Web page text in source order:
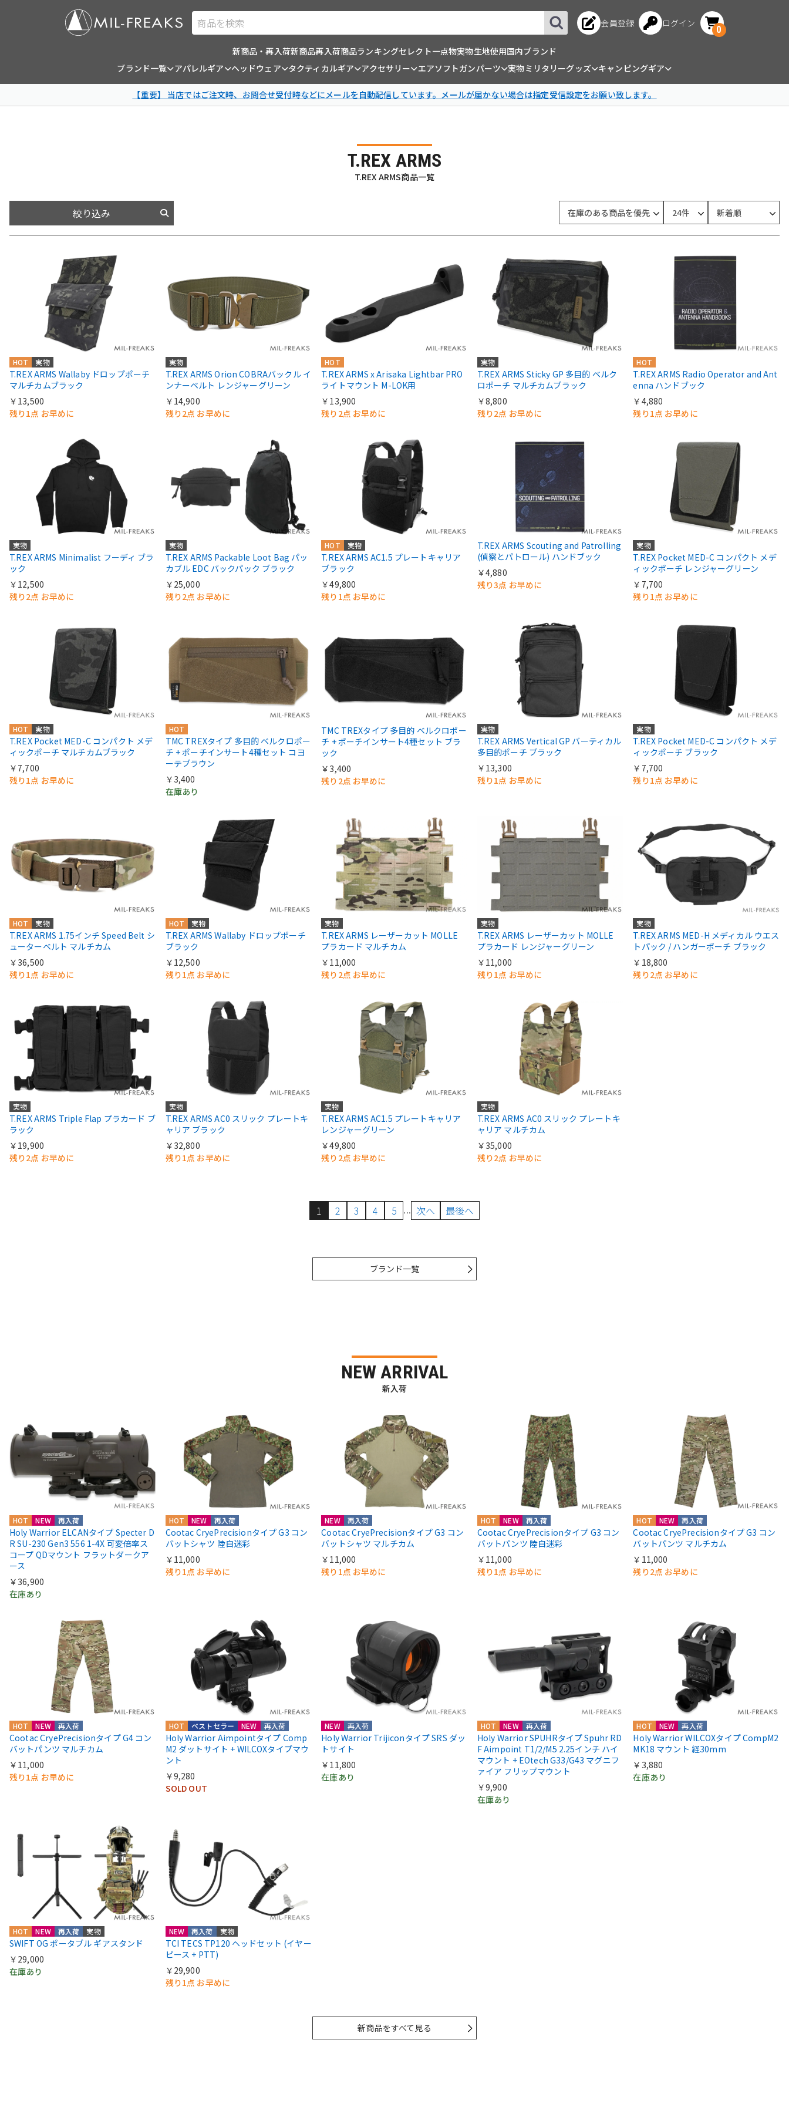
商品を検索 会員登録 ログイン
0
新商品・再入荷新商品再入荷商品ランキングセレクト一点物実物生地使用国内ブランド
ブランド一覧
アパレルギア ヘッドウェア タクティカルギア アクセサリー エアソフトガンパーツ 実物ミリタリーグッズ キャンピングギア
【重要】 当店ではご注文時、お問合せ受付時などにメールを自動配信しています。メールが届かない場合は指定受信設定をお願い致します。
T.REX ARMS
T.REX ARMS商品一覧
絞り込み
HOT 実物
T.REX ARMS Wallaby ドロップポーチ
マルチカムブラック
￥13,500
残り1点 お早めに
実物
T.REX ARMS Orion COBRAバックル イ
ンナーベルト レンジャーグリーン
￥14,900
残り2点 お早めに
HOT
T.REX ARMS x Arisaka Lightbar PRO
ライトマウント M-LOK用
￥13,900
残り2点 お早めに
実物
T.REX ARMS Sticky GP 多目的 ベルク
ロポーチ マルチカムブラック
￥8,800
残り2点 お早めに
HOT
T.REX ARMS Radio Operator and Ant
enna ハンドブック
￥4,880
残り1点 お早めに
実物
T.REX ARMS Minimalist フーディ ブラ
ック
￥12,500
残り2点 お早めに
実物
T.REX ARMS Packable Loot Bag パッ
カブル EDC バックパック ブラック
￥25,000
残り2点 お早めに
HOT 実物
T.REX ARMS AC1.5 プレートキャリア
ブラック
￥49,800
残り1点 お早めに
T.REX ARMS Scouting and Patrolling
(偵察とパトロール) ハンドブック
￥4,880
残り3点 お早めに
実物
T.REX Pocket MED-C コンパクト メデ
ィックポーチ レンジャーグリーン
￥7,700
残り1点 お早めに
HOT 実物
T.REX Pocket MED-C コンパクト メデ
ィックポーチ マルチカムブラック
￥7,700
残り1点 お早めに
HOT
TMC TREXタイプ 多目的 ベルクロポー
チ + ポーチインサート4種セット コヨ
ーテブラウン
￥3,400
在庫あり
TMC TREXタイプ 多目的 ベルクロポー
チ + ポーチインサート4種セット ブラ
ック
￥3,400
残り2点 お早めに
実物
T.REX ARMS Vertical GP バーティカル
多目的ポーチ ブラック
￥13,300
残り1点 お早めに
実物
T.REX Pocket MED-C コンパクト メデ
ィックポーチ ブラック
￥7,700
残り1点 お早めに
HOT 実物
T.REX ARMS 1.75インチ Speed Belt シ
ューターベルト マルチカム
￥36,500
残り1点 お早めに
HOT 実物
T.REX ARMS Wallaby ドロップポーチ
ブラック
￥12,500
残り1点 お早めに
実物
T.REX ARMS レーザーカット MOLLE
プラカード マルチカム
￥11,000
残り2点 お早めに
実物
T.REX ARMS レーザーカット MOLLE
プラカード レンジャーグリーン
￥11,000
残り1点 お早めに
実物
T.REX ARMS MED-H メディカル ウエス
トパック / ハンガーポーチ ブラック
￥18,800
残り2点 お早めに
実物
T.REX ARMS Triple Flap プラカード ブ
ラック
￥19,900
残り2点 お早めに
実物
T.REX ARMS AC0 スリック プレートキ
ャリア ブラック
￥32,800
残り1点 お早めに
実物
T.REX ARMS AC1.5 プレートキャリア
レンジャーグリーン
￥49,800
残り2点 お早めに
実物
T.REX ARMS AC0 スリック プレートキ
ャリア マルチカム
￥35,000
残り2点 お早めに
1 2 3 4 5 ... 次へ 最後へ
ブランド一覧
NEW ARRIVAL
新入荷
HOT NEW 再入荷
Holy Warrior ELCANタイプ Specter D
R SU-230 Gen3 556 1-4X 可変倍率ス
コープ QDマウント フラットダークア
ース
￥36,900
在庫あり
HOT NEW 再入荷
Cootac CryePrecisionタイプ G3 コン
バットシャツ 陸自迷彩
￥11,000
残り1点 お早めに
NEW 再入荷
Cootac CryePrecisionタイプ G3 コン
バットシャツ マルチカム
￥11,000
残り1点 お早めに
HOT NEW 再入荷
Cootac CryePrecisionタイプ G3 コン
バットパンツ 陸自迷彩
￥11,000
残り1点 お早めに
HOT NEW 再入荷
Cootac CryePrecisionタイプ G3 コン
バットパンツ マルチカム
￥11,000
残り2点 お早めに
HOT NEW 再入荷
Cootac CryePrecisionタイプ G4 コン
バットパンツ マルチカム
￥11,000
残り1点 お早めに
HOT NEW 再入荷
ベストセラー
Holy Warrior Aimpointタイプ Comp
M2 ダットサイト + WILCOXタイプマウ
ント
￥9,280
SOLD OUT
NEW 再入荷
Holy Warrior Trijiconタイプ SRS ダッ
トサイト
￥11,800
在庫あり
HOT NEW 再入荷
Holy Warrior SPUHRタイプ Spuhr RD
F Aimpoint T1/2/M5 2.25インチ ハイ
マウント + EOtech G33/G43 マグニフ
ァイア フリップマウント
￥9,900
在庫あり
HOT NEW 再入荷
Holy Warrior WILCOXタイプ CompM2
MK18 マウント 経30mm
￥3,880
在庫あり
HOT NEW 再入荷 実物
SWIFT OG ポータブル ギアスタンド
￥29,000
在庫あり
NEW 再入荷 実物
TCI TECS TP120 ヘッドセット (イヤー
ピース + PTT)
￥29,900
残り1点 お早めに
新商品をすべて見る